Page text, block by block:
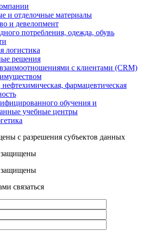
и отделочные материалы
и девелопмент
потребления, одежда, обувь
логистика
решения
с клиентами (CRM)
фармацевтическая
обучения и
учебные центры
с разрешения субъектов данных
защищены
защищены
связаться